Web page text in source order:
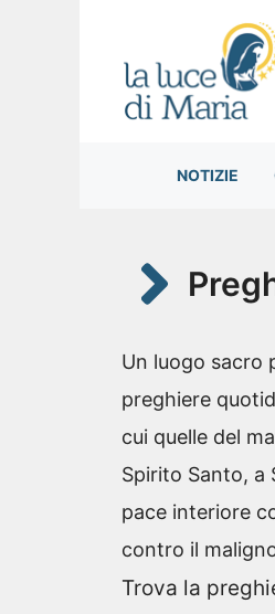
NOTIZIE
Un luogo sacro
preghiere
cui quelle del
Spirito Santo, a
pace interiore
contro il
Trova la